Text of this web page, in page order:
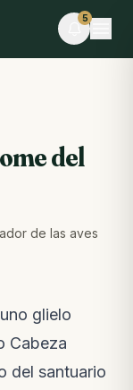
5
hacia la
del
de las aves
glielo
Cabeza
del santuario